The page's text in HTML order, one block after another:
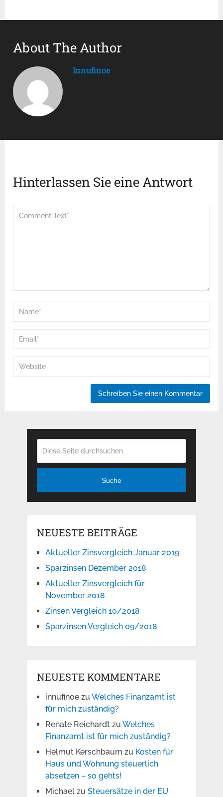
About The Author
Innufinoe
Hinterlassen Sie eine Antwort
Suche
NEUESTE BEITRÄGE
Aktueller Zinsvergleich Januar 2019
Sparzinsen Dezember 2018
Aktueller Zinsvergleich für
November 2018
Zinsen Vergleich 10/2018
Sparzinsen Vergleich 09/2018
NEUESTE KOMMENTARE
innufinoezu Welches Finanzamt ist
für mich zuständig?
Renate Reichardtzu Welches
Finanzamt ist für mich zuständig?
Helmut Kerschbaum zu Kosten für
Haus und Wohnung steuerlich
absetzen – so gehts!
Michaelzu Steuersätze in der EU